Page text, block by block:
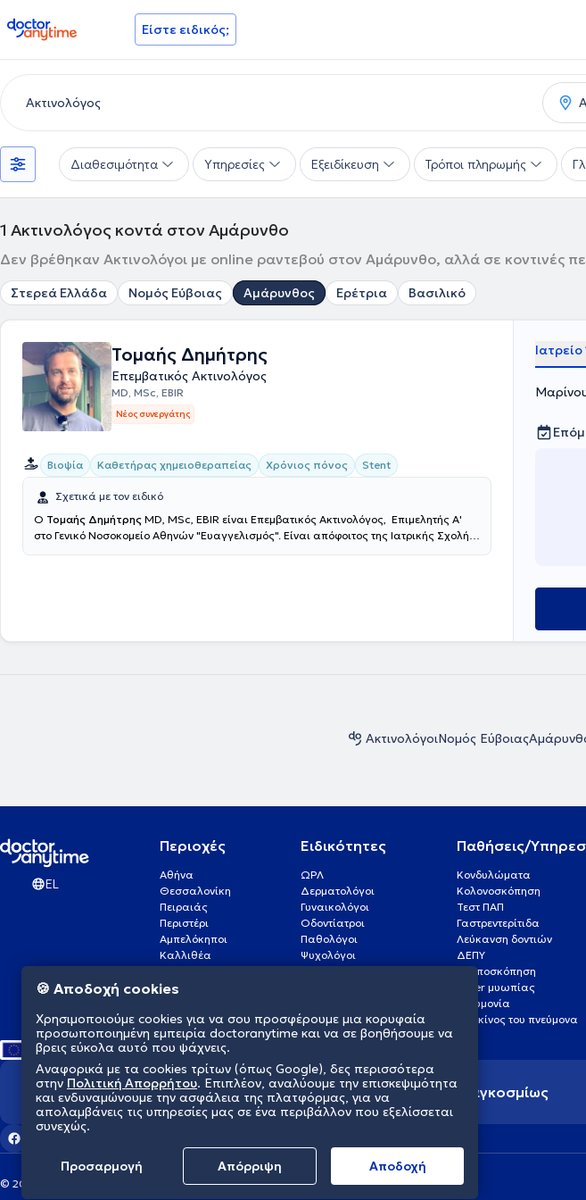
doctoranytime Είστε ειδικός;
Διαθεσιμότητα Υπηρεσίες Εξειδίκευση Τρόποι πληρωμής
1 Ακτινολόγος κοντά στον Αμάρυνθο
Δεν βρέθηκαν Ακτινολόγοι με online ραντεβού στον Αμάρυνθο, αλλά σε κοντινές
Στερεά Ελλάδα Νομός Εύβοιας Αμάρυνθος Ερέτρια Βασιλικό
Τομαής Δημήτρης
Επεμβατικός Ακτινολόγος
MD, MSc, EBIR
Νέος συνεργάτης
Βιοψία Καθετήρας χημειοθεραπείας Χρόνιος πόνος Stent
Σχετικά με τον ειδικό
Ο Τομαής Δημήτρης MD, MSc, EBIR είναι Επεμβατικός Ακτινολόγος, Επιμελητής Α'
στο Γενικό Νοσοκομείο Αθηνών "Ευαγγελισμός". Είναι απόφοιτος της Ιατρικής Σχολής
διεθνών συνεδρίων, με παρουσίαση εργασιών και βραβεύσεις. Τέλος, ο γιατρός
ασχολείται ενεργά με τη συγγραφή μελετών και έχει ιδιαίτερο ενδιαφέρον στη
Ιατρείο
ΑκτινολόγοιΝομός Εύβοιας
EL
Περιοχές
Αθήνα
Θεσσαλονίκη
Πειραιάς
Περιστέρι
Αμπελόκηποι
Καλλιθέα
Πάτρα
Γλυφάδα
Νέα Σμύρνη
Ειδικότητες
ΩΡΛ
Δερματολόγοι
Γυναικολόγοι
Οδοντίατροι
Παθολόγοι
Ψυχολόγοι
Οφθαλμίατροι
Καρδιολόγοι
Παθήσεις/
Κονδυλώματα
Κολονοσκόπηση
Τεστ ΠΑΠ
Γαστρεντερίτιδα
Λεύκανση δοντιών
ΔΕΠΥ
Κολποσκόπηση
Laser μυωπίας
Πνευμονία
Καρκίνος του πνεύμονα
Διαμορφώνουμε το μέλλον της υγείας παγκοσμίως
© 2026 doctoranytime
🍪 Αποδοχή cookies
Χρησιμοποιούμε cookies για να σου προσφέρουμε μια κορυφαία
προσωποποιημένη εμπειρία doctoranytime και να σε βοηθήσουμε να
βρεις εύκολα αυτό που ψάχνεις.
Αναφορικά με τα cookies τρίτων (όπως Google), δες περισσότερα
στην Πολιτική Απορρήτου. Επιπλέον, αναλύουμε την επισκεψιμότητα
και ενδυναμώνουμε την ασφάλεια της πλατφόρμας, για να
απολαμβάνεις τις υπηρεσίες μας σε ένα περιβάλλον που εξελίσσεται
συνεχώς.
Προσαρμογή Απόρριψη Aποδοχή